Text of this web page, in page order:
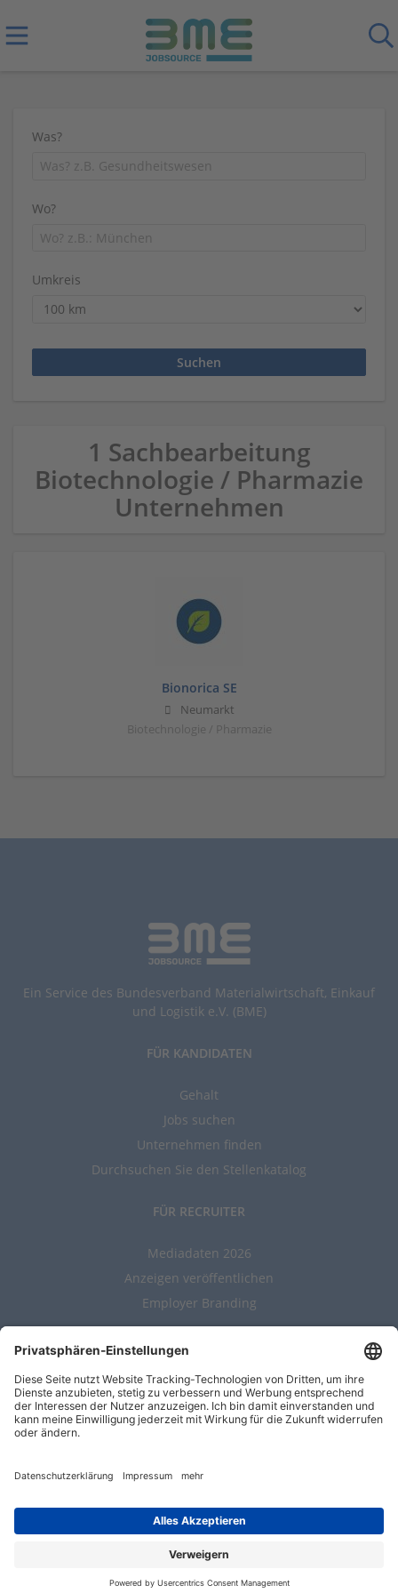
Was?
Wo?
Umkreis
1 Sachbearbeitung
Biotechnologie / Pharmazie
Unternehmen
Bionorica SE
Neumarkt
Biotechnologie / Pharmazie
Ein Service des Bundesverband Materialwirtschaft, Einkauf
und Logistik e.V. (BME)
FÜR KANDIDATEN
Gehalt
Jobs suchen
Unternehmen finden
Durchsuchen Sie den Stellenkatalog
FÜR RECRUITER
Mediadaten 2026
Anzeigen veröffentlichen
Employer Branding
ALLGEMEIN
Kontakt
AGBs
Entwickelt durchJobiqo